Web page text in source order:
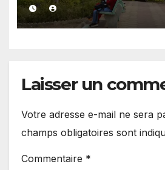
médecins
Laisser un
Votre adresse e-mail ne sera
champs obligatoires sont
Commentaire *